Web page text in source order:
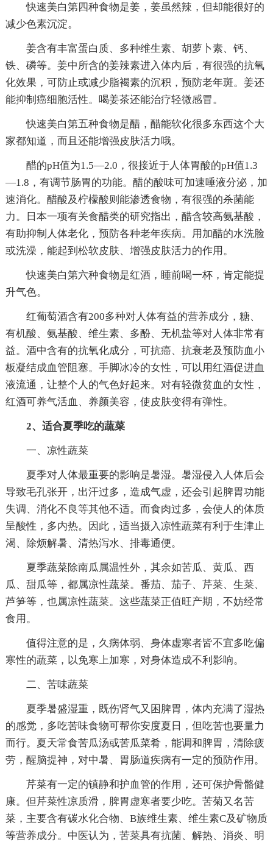
快速美白第四种食物是姜，姜虽然辣，但却能很好的
减少色素沉淀。
姜含有丰富蛋白质、多种维生素、胡萝卜素、钙、
铁、磷等。姜中所含的姜辣素进入体内后，有很强的抗氧
化效果，可防止或减少脂褐素的沉积，预防老年斑。姜还
能抑制癌细胞活性。喝姜茶还能治疗轻微感冒。
快速美白第五种食物是醋，醋能软化很多东西这个大
家都知道，而且还能增强皮肤活力哦。
醋的pH值为1.5—2.0，很接近于人体胃酸的pH值1.3
—1.8，有调节肠胃的功能。醋的酸味可加速唾液分泌，加
速消化。醋酸及柠檬酸则能渗透食物，有很强的杀菌能
力。日本一项有关食醋类的研究指出，醋含较高氨基酸，
有助抑制人体老化，预防各种老年疾病。用加醋的水洗脸
或洗澡，能起到松软皮肤、增强皮肤活力的作用。
快速美白第六种食物是红酒，睡前喝一杯，肯定能提
升气色。
红葡萄酒含有200多种对人体有益的营养成分，糖、
有机酸、氨基酸、维生素、多酚、无机盐等对人体非常有
益。酒中含有的抗氧化成分，可抗癌、抗衰老及预防血小
板凝结成血管阻塞。手脚冰冷的女性，可以用红酒促进血
液流通，让整个人的气色好起来。对有轻微贫血的女性，
红酒可养气活血、养颜美容，使皮肤变得有弹性。
2、适合夏季吃的蔬菜
一、凉性蔬菜
夏季对人体最重要的影响是暑湿。暑湿侵入人体后会
导致毛孔张开，出汗过多，造成气虚，还会引起脾胃功能
失调、消化不良等其他不适。而食肉过多，会使人的体质
呈酸性，多内热。因此，适当摄入凉性蔬菜有利于生津止
渴、除烦解暑、清热泻水、排毒通便。
夏季蔬菜除南瓜属温性外，其余如苦瓜、黄瓜、西
瓜、甜瓜等，都属凉性蔬菜。番茄、茄子、芹菜、生菜、
芦笋等，也属凉性蔬菜。这些蔬菜正值旺产期，不妨经常
食用。
值得注意的是，久病体弱、身体虚寒者皆不宜多吃偏
寒性的蔬菜，以免寒上加寒，对身体造成不利影响。
二、苦味蔬菜
夏季暑盛湿重，既伤肾气又困脾胃，体内充满了湿热
的感觉，多吃苦味食物可帮你安度夏日，但吃苦也要量力
而行。夏天常食苦瓜汤或苦瓜菜肴，能调和脾胃，清除疲
劳，醒脑提神，对中暑、胃肠道疾病有一定的预防作用。
芹菜有一定的镇静和护血管的作用，还可保护骨骼健
康。但芹菜性凉质滑，脾胃虚寒者要少吃。苦菊又名苦
菜，主要含有碳水化合物、B族维生素、维生素C及矿物质
等营养成分。中医认为，苦菜具有抗菌、解热、消炎、明